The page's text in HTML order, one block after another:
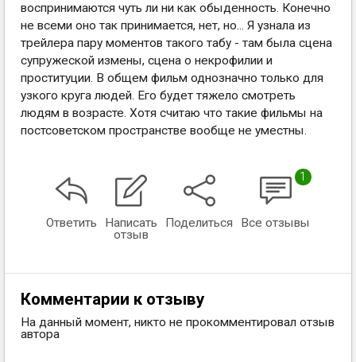
воспринимаются чуть ли ни как обыденность. Конечно
не всеми оно так принимается, нет, но... Я узнала из
трейлера пару моментов такого табу - там была сцена
супружеской измены, сцена о некрофилии и
проституции. В общем фильм однозначно только для
узкого круга людей. Его будет тяжело смотреть
людям в возрасте. Хотя считаю что такие фильмы на
постсоветском пространстве вообще не уместны.
Ответить
Написать
отзыв
Поделиться
1
Все отзывы
Комментарии к отзыву
На данный момент, никто не прокомментировал отзыв
автора